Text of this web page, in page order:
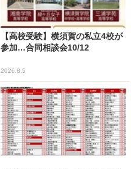
【高校受験】横須賀の私立4校が
参加…合同相談会10/12
2026.8.5